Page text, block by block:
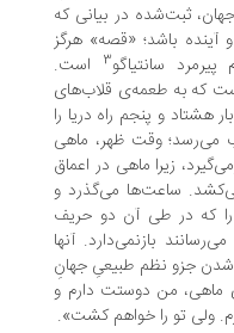
در بیانی که
«قصه» هرگز
سانتیاگو3است.
طعمه‌ی قلاب‌های
و پنجم راه دریا را
وقت ظهر، ماهی
زیرا ماهی در اعماق
ساعت‌ها می‌گذرد و
طی آن دو حریف
بازنمی‌دارد. آنها
نظم طبیعیِ جهانِ
من دوستت دارم و
تو را خواهم کشت».